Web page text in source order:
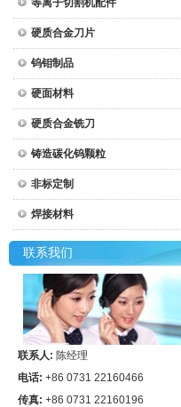
等离子切割机配件
硬质合金刀片
钨钼制品
硬面材料
硬质合金铣刀
铸造碳化钨颗粒
非标定制
焊接材料
联系我们
联系人: 陈经理
电话: +86 0731 22160466
传真: +86 0731 22160196